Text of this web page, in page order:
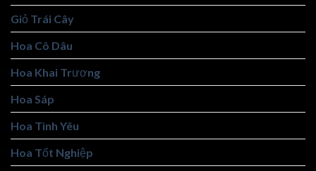
Giỏ Trái Cây
Hoa Cô Dâu
Hoa Khai Trương
Hoa Sáp
Hoa Tình Yêu
Hoa Tốt Nghiệp